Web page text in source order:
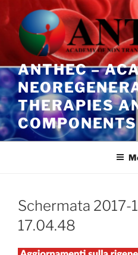
al
contenuto
ANTHEC –
THERAPIES
COMPONENTS
Schermata 2017-
17.04.48